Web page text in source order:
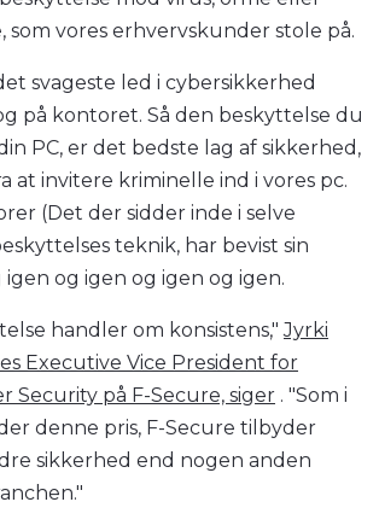
som vores erhvervskunder stole på.
svageste led i cybersikkerhed
på kontoret. Så den beskyttelse du
PC, er det bedste lag af sikkerhed,
at invitere kriminelle ind i vores pc.
(Det der sidder inde i selve
teknik, har bevist sin
og igen og igen og igen.
handler om konsistens,"Jyrki
Executive Vice President for
Security på F-Secure, siger . "Som i
denne pris, F-Secure tilbyder
sikkerhed end nogen anden